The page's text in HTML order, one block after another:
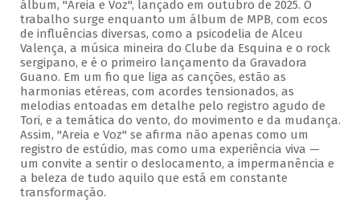
álbum, "Areia e Voz", lançado em outubro de 2025. O
trabalho surge enquanto um álbum de MPB, com ecos
de influências diversas, como a psicodelia de Alceu
Valença, a música mineira do Clube da Esquina e o rock
sergipano, e é o primeiro lançamento da Gravadora
Guano. Em um fio que liga as canções, estão as
harmonias etéreas, com acordes tensionados, as
melodias entoadas em detalhe pelo registro agudo de
Tori, e a temática do vento, do movimento e da mudança.
Assim, "Areia e Voz" se afirma não apenas como um
registro de estúdio, mas como uma experiência viva —
um convite a sentir o deslocamento, a impermanência e
a beleza de tudo aquilo que está em constante
transformação.